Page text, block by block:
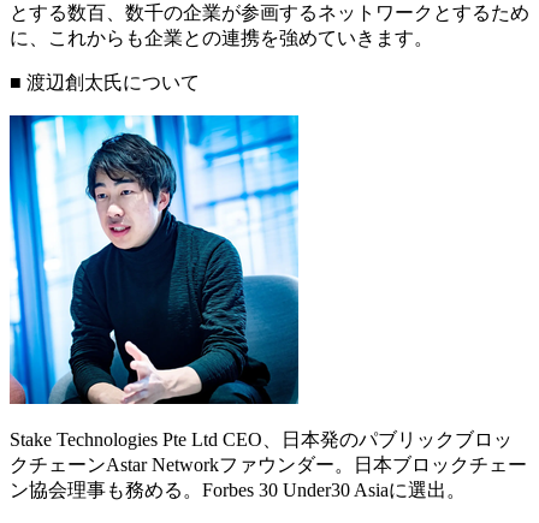
とする数百、数千の企業が参画するネットワークとするため
に、これからも企業との連携を強めていきます。
■ 渡辺創太氏について
Stake Technologies Pte Ltd CEO、日本発のパブリックブロッ
クチェーンAstar Networkファウンダー。日本ブロックチェー
ン協会理事も務める。Forbes 30 Under30 Asiaに選出。